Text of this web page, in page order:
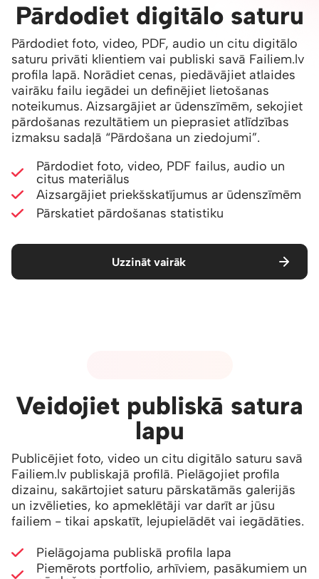
Pārdodiet digitālo saturu
Pārdodiet foto, video, PDF, audio un citu digitālo
saturu privāti klientiem vai publiski savā Failiem.lv
profila lapā. Norādiet cenas, piedāvājiet atlaides
vairāku failu iegādei un definējiet lietošanas
noteikumus. Aizsargājiet ar ūdenszīmēm, sekojiet
pārdošanas rezultātiem un pieprasiet atlīdzības
izmaksu sadaļā “Pārdošana un ziedojumi”.
Pārdodiet foto, video, PDF failus, audio un
citus materiālus
Aizsargājiet priekšskatījumus ar ūdenszīmēm
Pārskatiet pārdošanas statistiku
Uzzināt vairāk
Veidojiet publiskā satura
lapu
Publicējiet foto, video un citu digitālo saturu savā
Failiem.lv publiskajā profilā. Pielāgojiet profila
dizainu, sakārtojiet saturu pārskatāmās galerijās
un izvēlieties, ko apmeklētāji var darīt ar jūsu
failiem - tikai apskatīt, lejupielādēt vai iegādāties.
Pielāgojama publiskā profila lapa
Piemērots portfolio, arhīviem, pasākumiem un